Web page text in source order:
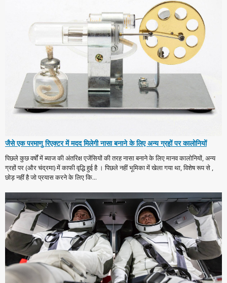
जैसे एक परमाणु रिएक्टर में मदद मिलेगी नासा बनाने के लिए अन्य ग्रहों पर कालोनियों
पिछले कुछ वर्षों में ब्याज की अंतरिक्ष एजेंसियों की तरह नासा बनाने के लिए मानव कालोनियों, अन्य
ग्रहों पर (और चंद्रमा) में काफी वृद्धि हुई है । पिछले नहीं भूमिका में खेला गया था, विशेष रूप से ,
छोड़ नहीं है जो प्रयास करने के लिए कि...